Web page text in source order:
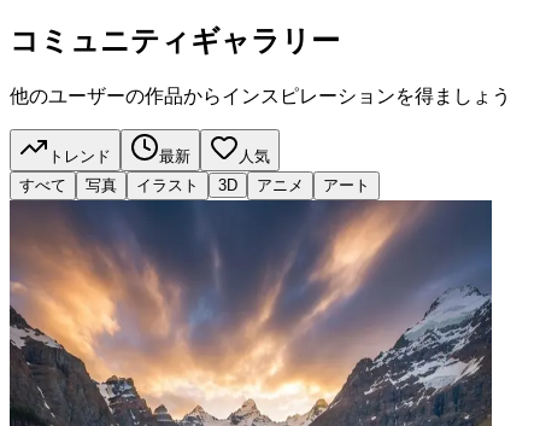
コミュニティギャラリー
他のユーザーの作品からインスピレーションを得ましょう
トレンド 最新
人気
すべて
写真 イラスト 3D アニメ アート